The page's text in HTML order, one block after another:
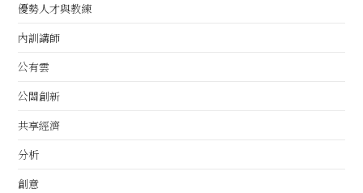
優勢人才與教練
內訓講師
公有雲
公關創新
共享經濟
分析
創意